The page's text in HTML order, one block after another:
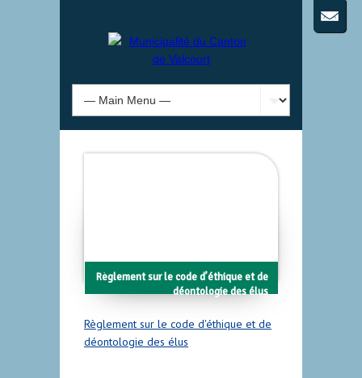
Règlement sur le code d’éthique et de
déontologie des élus
Règlement sur le code d'éthique et de
déontologie des élus